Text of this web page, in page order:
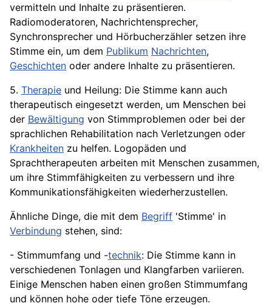
vermitteln und Inhalte zu präsentieren.
Radiomoderatoren, Nachrichtensprecher,
Synchronsprecher und Hörbucherzähler setzen ihre
Stimme ein, um dem Publikum Nachrichten,
Geschichten oder andere Inhalte zu präsentieren.
5. Therapie und Heilung: Die Stimme kann auch
therapeutisch eingesetzt werden, um Menschen bei
der Bewältigung von Stimmproblemen oder bei der
sprachlichen Rehabilitation nach Verletzungen oder
Krankheiten zu helfen. Logopäden und
Sprachtherapeuten arbeiten mit Menschen zusammen,
um ihre Stimmfähigkeiten zu verbessern und ihre
Kommunikationsfähigkeiten wiederherzustellen.
Ähnliche Dinge, die mit dem Begriff 'Stimme' in
Verbindung stehen, sind:
- Stimmumfang und -technik: Die Stimme kann in
verschiedenen Tonlagen und Klangfarben variieren.
Einige Menschen haben einen großen Stimmumfang
und können hohe oder tiefe Töne erzeugen.